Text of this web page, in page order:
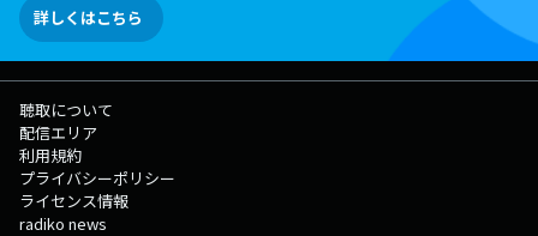
詳しくはこちら
聴取について
配信エリア
利用規約
プライバシーポリシー
ライセンス情報
radiko news